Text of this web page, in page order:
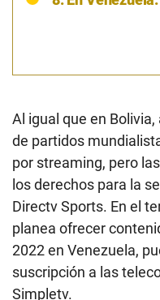
Al igual que en
de partidos
por streaming, pero
los derechos para la
Directv Sports. En el
planea ofrecer
2022 en Venezuela,
suscripción a las
Simpletv.